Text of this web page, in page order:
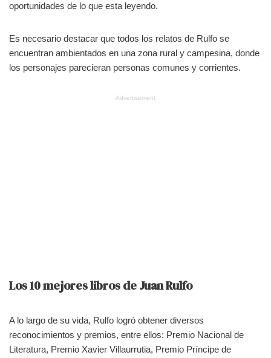
oportunidades de lo que esta leyendo.
Es necesario destacar que todos los relatos de Rulfo se
encuentran ambientados en una zona rural y campesina, donde
los personajes parecieran personas comunes y corrientes.
Advertisement
Los 10 mejores libros de Juan Rulfo
A lo largo de su vida, Rulfo logró obtener diversos
reconocimientos y premios, entre ellos: Premio Nacional de
Literatura, Premio Xavier Villaurrutia, Premio Príncipe de